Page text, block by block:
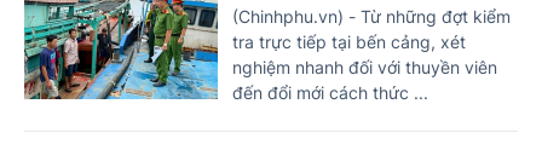
(Chinhphu.vn) - Từ những đợt kiểm
tra trực tiếp tại bến cảng, xét
nghiệm nhanh đối với thuyền viên
đến đổi mới cách thức ...